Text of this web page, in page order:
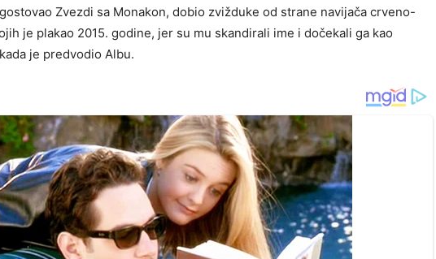
Zvezdi sa Monakon, dobio zvižduke od strane navijača crveno-
je plakao 2015. godine, jer su mu skandirali ime i dočekali ga kao
je predvodio Albu.